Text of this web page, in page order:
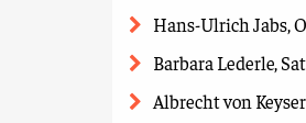
Hans-Ulrich Jabs,
Barbara Lederle,
Albrecht von